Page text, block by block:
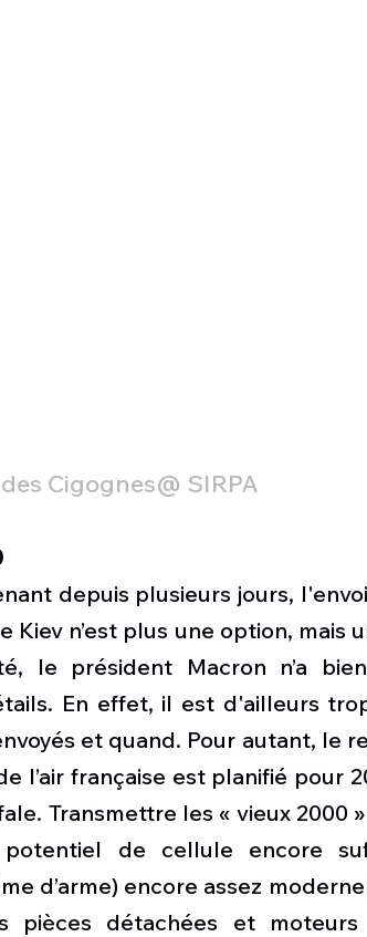
Cigognes@ SIRPA
depuis plusieurs jours,
Kiev n’est plus une option, mais
le président Macron n’a
En effet, il est d'ailleurs
et quand. Pour autant, le
l’air française est planifié pour
Transmettre les « vieux 2000
potentiel de cellule encore
d’arme) encore assez
pièces détachées et